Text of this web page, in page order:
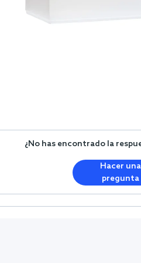
¿No has encontrado la
Hacer una
pregunta